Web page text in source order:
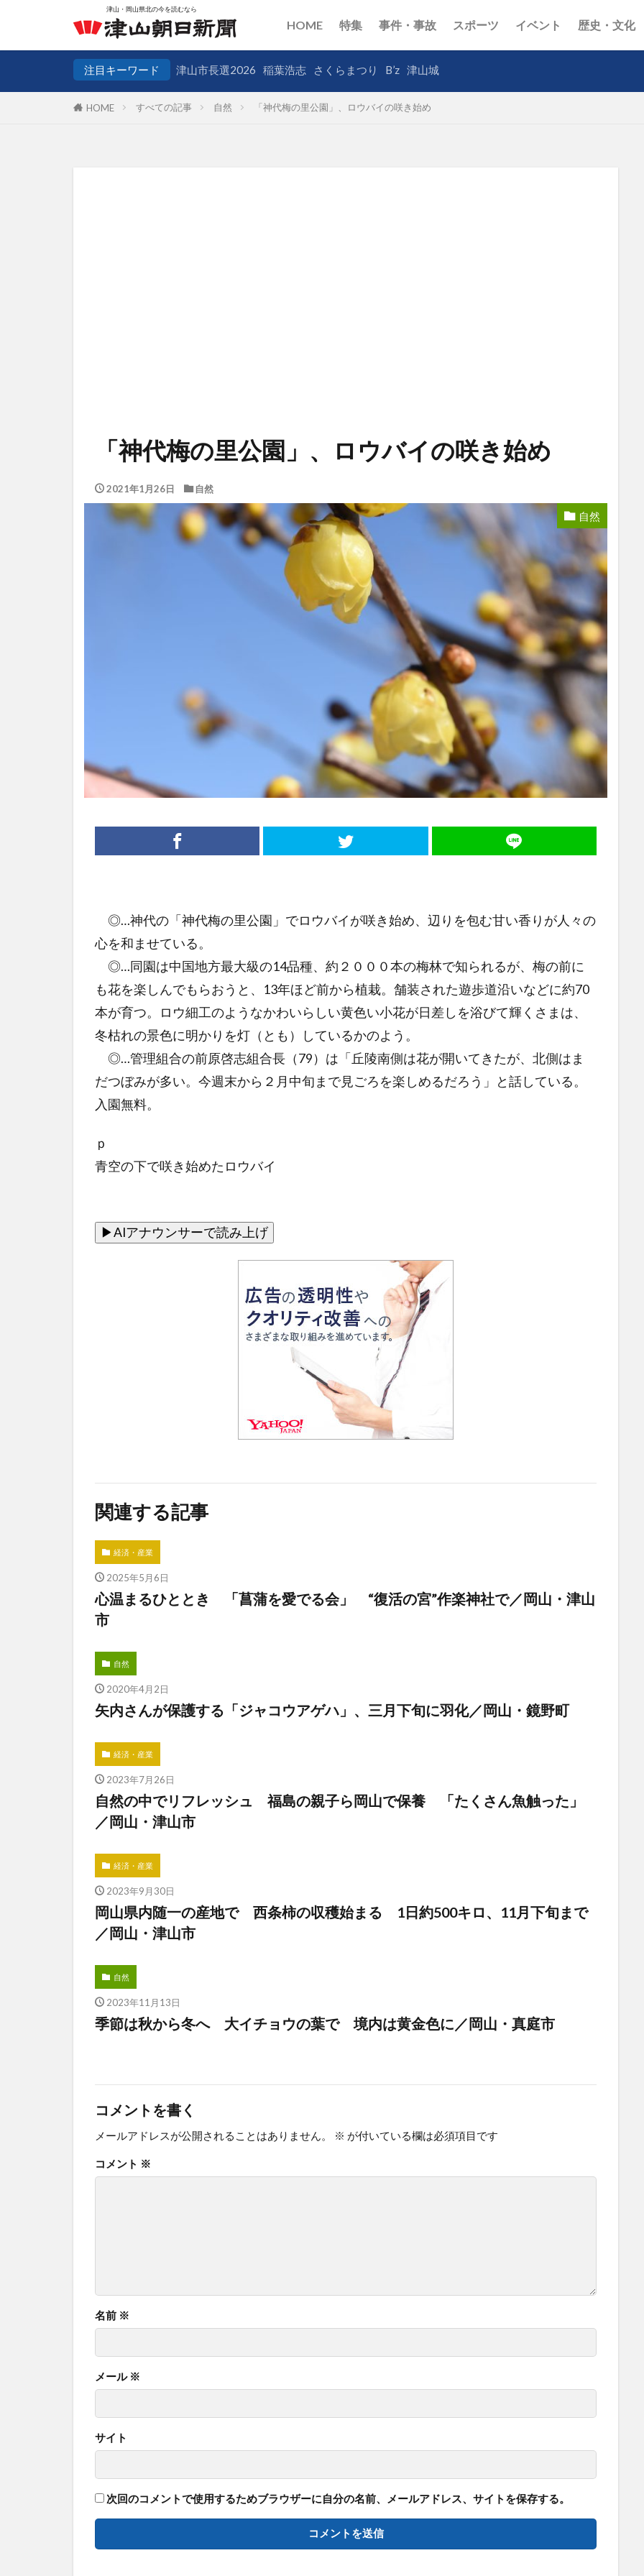
HOME 特集 事件・事故 スポーツ イベント 歴史・文化
注目キーワード 津山市長選2026 稲葉浩志 さくらまつり B’z 津山城
HOME すべての記事 自然 「神代梅の里公園」、ロウバイの咲き始め
「神代梅の里公園」、ロウバイの咲き始め
2021年1月26日 自然
自然
◎…神代の「神代梅の里公園」でロウバイが咲き始め、辺りを包む甘い香りが人々の
心を和ませている。
◎…同園は中国地方最大級の14品種、約２０００本の梅林で知られるが、梅の前に
も花を楽しんでもらおうと、13年ほど前から植栽。舗装された遊歩道沿いなどに約70
本が育つ。ロウ細工のようなかわいらしい黄色い小花が日差しを浴びて輝くさまは、
冬枯れの景色に明かりを灯（とも）しているかのよう。
◎…管理組合の前原啓志組合長（79）は「丘陵南側は花が開いてきたが、北側はま
だつぼみが多い。今週末から２月中旬まで見ごろを楽しめるだろう」と話している。
入園無料。
ｐ
青空の下で咲き始めたロウバイ
関連する記事
経済・産業
2025年5月6日
心温まるひととき 「菖蒲を愛でる会」 “復活の宮”作楽神社で／岡山・津山
市
自然
2020年4月2日
矢内さんが保護する「ジャコウアゲハ」、三月下旬に羽化／岡山・鏡野町
経済・産業
2023年7月26日
自然の中でリフレッシュ 福島の親子ら岡山で保養 「たくさん魚触った」
／岡山・津山市
経済・産業
2023年9月30日
岡山県内随一の産地で 西条柿の収穫始まる 1日約500キロ、11月下旬まで
／岡山・津山市
自然
2023年11月13日
季節は秋から冬へ 大イチョウの葉で 境内は黄金色に／岡山・真庭市
コメントを書く
メールアドレスが公開されることはありません。 ※ が付いている欄は必須項目です
コメント ※
名前 ※
メール ※
サイト
次回のコメントで使用するためブラウザーに自分の名前、メールアドレス、サイトを保存する。